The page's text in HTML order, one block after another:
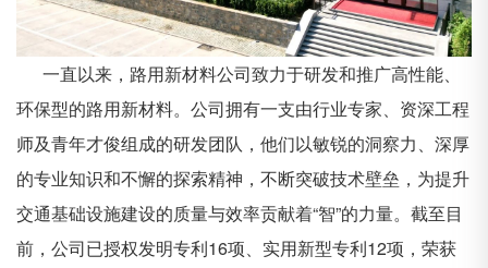
一直以来，路用新材料公司致力于研发和推广高性能、
环保型的路用新材料。公司拥有一支由行业专家、资深工程
师及青年才俊组成的研发团队，他们以敏锐的洞察力、深厚
的专业知识和不懈的探索精神，不断突破技术壁垒，为提升
交通基础设施建设的质量与效率贡献着“智”的力量。截至目
前，公司已授权发明专利16项、实用新型专利12项，荣获